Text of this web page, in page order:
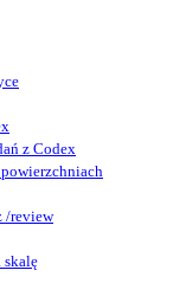
z Codex
/review
skalę